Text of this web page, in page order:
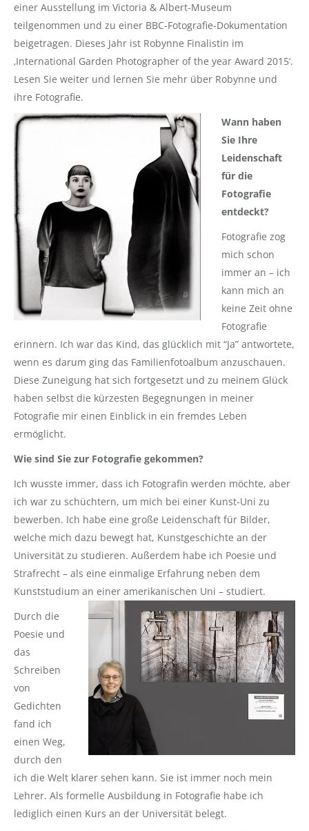
einer Ausstellung im Victoria & Albert-Museum
teilgenommen und zu einer BBC-Fotografie-Dokumentation
beigetragen. Dieses Jahr ist Robynne Finalistin im
‚International Garden Photographer of the year Award 2015‘.
Lesen Sie weiter und lernen Sie mehr über Robynne und
ihre Fotografie.
Wann haben
Sie Ihre
Leidenschaft
für die
Fotografie
entdeckt?
Fotografie zog
mich schon
immer an – ich
kann mich an
keine Zeit ohne
Fotografie
erinnern. Ich war das Kind, das glücklich mit “Ja” antwortete,
wenn es darum ging das Familienfotoalbum anzuschauen.
Diese Zuneigung hat sich fortgesetzt und zu meinem Glück
haben selbst die kürzesten Begegnungen in meiner
Fotografie mir einen Einblick in ein fremdes Leben
ermöglicht.
Wie sind Sie zur Fotografie gekommen?
Ich wusste immer, dass ich Fotografin werden möchte, aber
ich war zu schüchtern, um mich bei einer Kunst-Uni zu
bewerben. Ich habe eine große Leidenschaft für Bilder,
welche mich dazu bewegt hat, Kunstgeschichte an der
Universität zu studieren. Außerdem habe ich Poesie und
Strafrecht – als eine einmalige Erfahrung neben dem
Kunststudium an einer amerikanischen Uni – studiert.
Durch die
Poesie und
das
Schreiben
von
Gedichten
fand ich
einen Weg,
durch den
ich die Welt klarer sehen kann. Sie ist immer noch mein
Lehrer. Als formelle Ausbildung in Fotografie habe ich
lediglich einen Kurs an der Universität belegt.